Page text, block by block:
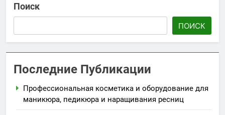
Поиск
ПОИСК
Последние Публикации
Профессиональная косметика и оборудование для
маникюра, педикюра и наращивания ресниц